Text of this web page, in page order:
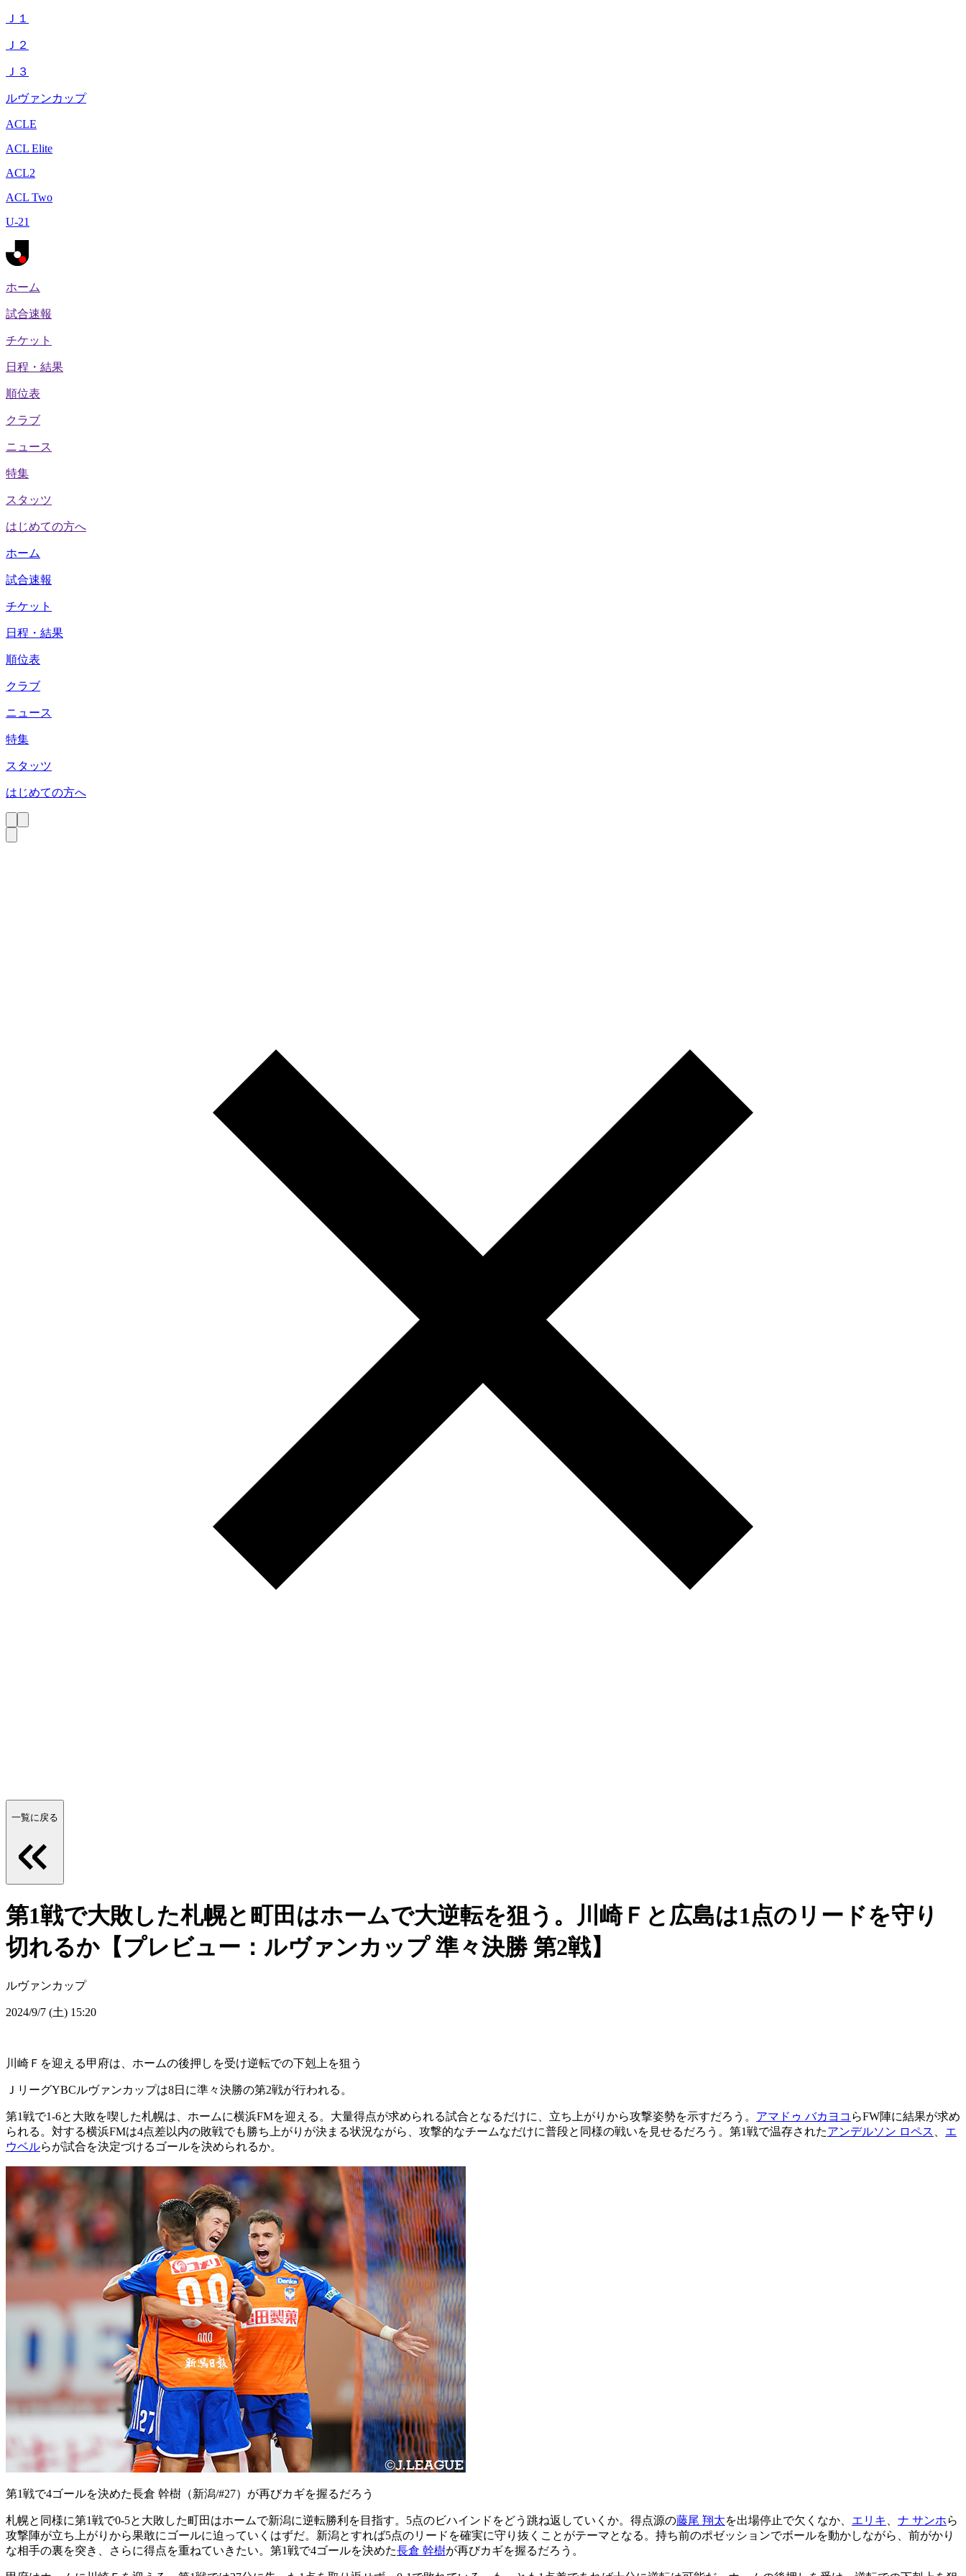
Ｊ１
Ｊ２
Ｊ３
ルヴァンカップ
ACLE
ACL Elite
ACL2
ACL Two
U-21
ホーム
試合速報
チケット
日程・結果
順位表
クラブ
ニュース
特集
スタッツ
はじめての方へ
ホーム
試合速報
チケット
日程・結果
順位表
クラブ
ニュース
特集
スタッツ
はじめての方へ
一覧に戻る
第1戦で大敗した札幌と町田はホームで大逆転を狙う。川崎Ｆと広島は1点のリードを守り
切れるか【プレビュー：ルヴァンカップ 準々決勝 第2戦】
ルヴァンカップ
2024/9/7 (土) 15:20
川崎Ｆを迎える甲府は、ホームの後押しを受け逆転での下剋上を狙う
ＪリーグYBCルヴァンカップは8日に準々決勝の第2戦が行われる。
第1戦で1-6と大敗を喫した札幌は、ホームに横浜FMを迎える。大量得点が求められる試合となるだけに、立ち上がりから攻撃姿勢を示すだろう。 アマドゥ バカヨコ らFW陣に結果が求め
られる。対する横浜FMは4点差以内の敗戦でも勝ち上がりが決まる状況ながら、攻撃的なチームなだけに普段と同様の戦いを見せるだろう。第1戦で温存されたアンデルソン ロペス
エ
ウベルらが試合を決定づけるゴールを決められるか。
第1戦で4ゴールを決めた長倉 幹樹（新潟/#27）が再びカギを握るだろう
札幌と同様に第1戦で0-5と大敗した町田はホームで新潟に逆転勝利を目指す。5点のビハインドをどう跳ね返していくか。得点源の藤尾 翔太を出場停止で欠くなか、 エリキ ナ サンホら
攻撃陣が立ち上がりから果敢にゴールに迫っていくはずだ。新潟とすれば5点のリードを確実に守り抜くことがテーマとなる。持ち前のポゼッションでボールを動かしながら、前がかり
な相手の裏を突き、さらに得点を重ねていきたい。第1戦で4ゴールを決めた長倉 幹樹が再びカギを握るだろう。